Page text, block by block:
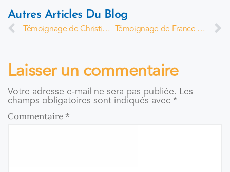
Autres Articles Du Blog
Témoignage de Christine Villard
Témoignage de France Gobeil
Laisser un commentaire
Votre adresse e-mail ne sera pas publiée. Les
champs obligatoires sont indiqués avec *
Commentaire*